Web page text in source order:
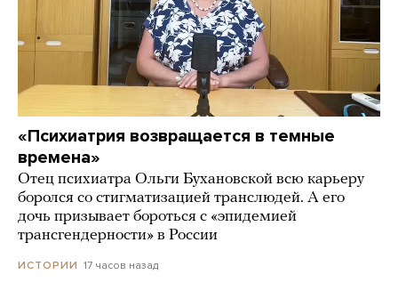
«Психиатрия возвращается в темные
времена»
Отец психиатра Ольги Бухановской всю карьеру
боролся со стигматизацией транслюдей. А его
дочь призывает бороться с «эпидемией
трансгендерности» в России
ИСТОРИИ 17 часов назад